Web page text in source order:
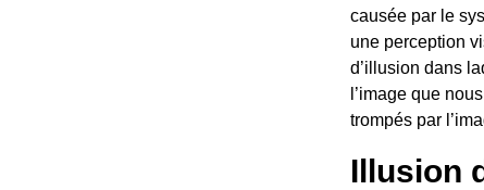
causée par le
une perception
d’illusion dans
l’image que
trompés par
Illusion